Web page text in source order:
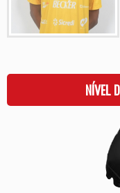
NÍVEL